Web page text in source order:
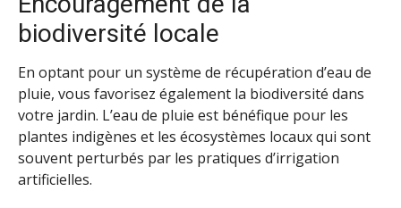
biodiversité locale
En optant pour un système de récupération d’eau de
pluie, vous favorisez également la biodiversité dans
votre jardin. L’eau de pluie est bénéfique pour les
plantes indigènes et les écosystèmes locaux qui sont
souvent perturbés par les pratiques d’irrigation
artificielles.